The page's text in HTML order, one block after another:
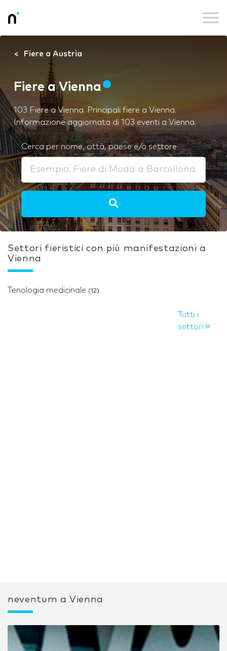
Fiere a Austria
Fiere a Vienna
103 Fiere a Vienna. Principali fiere a Vienna.
Informazione aggiornata di 103 eventi a Vienna.
Cerca per nome, città, paese e/o settore
Settori fieristici con più manifestazioni a
Vienna
Tenologia medicinale (12)
Tutti i
settori
neventum a Vienna